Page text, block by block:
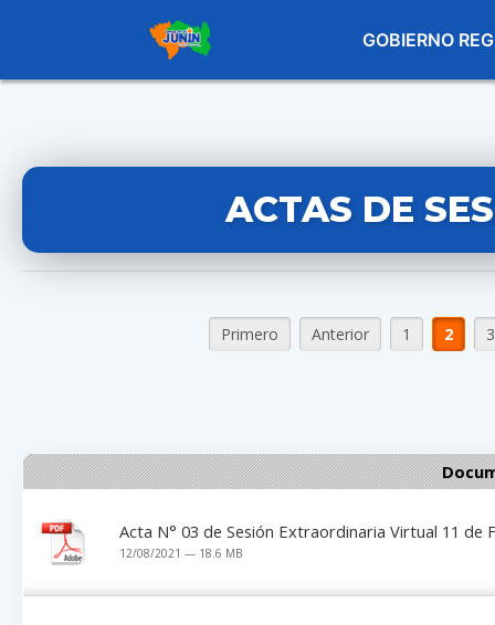
GOBIERNO
ACTAS DE
Primero Anterior 1 2 3
Acta N° 03 de Sesión Extraordinaria Virtual 11 de
12/08/2021 — 18.6 MB